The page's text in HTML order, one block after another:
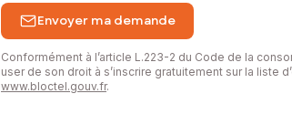
Envoyer ma demande
Conformément à l’article L.223-2 du Code de la
user de son droit à s’inscrire gratuitement sur la liste
www.bloctel.gouv.fr.